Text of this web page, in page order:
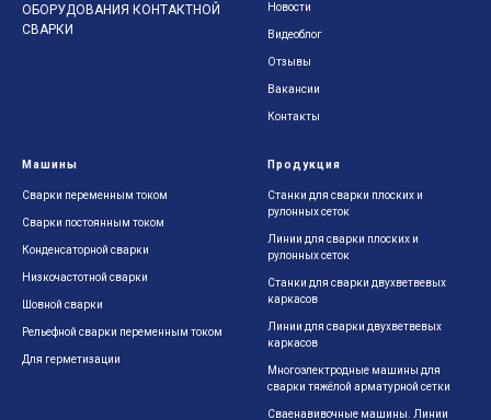
ОБОРУДОВАНИЯ КОНТАКТНОЙ
СВАРКИ
Новости
Видеоблог
Отзывы
Вакансии
Контакты
Машины
Сварки переменным током
Сварки постоянным током
Конденсаторной сварки
Низкочастотной сварки
Шовной сварки
Рельефной сварки переменным током
Для герметизации
Продукция
Станки для сварки плоских и
рулонных сеток
Линии для сварки плоских и
рулонных сеток
Станки для сварки двухветвевых
каркасов
Линии для сварки двухветвевых
каркасов
Многоэлектродные машины для
сварки тяжёлой арматурной сетки
Сваенавивочные машины. Линии